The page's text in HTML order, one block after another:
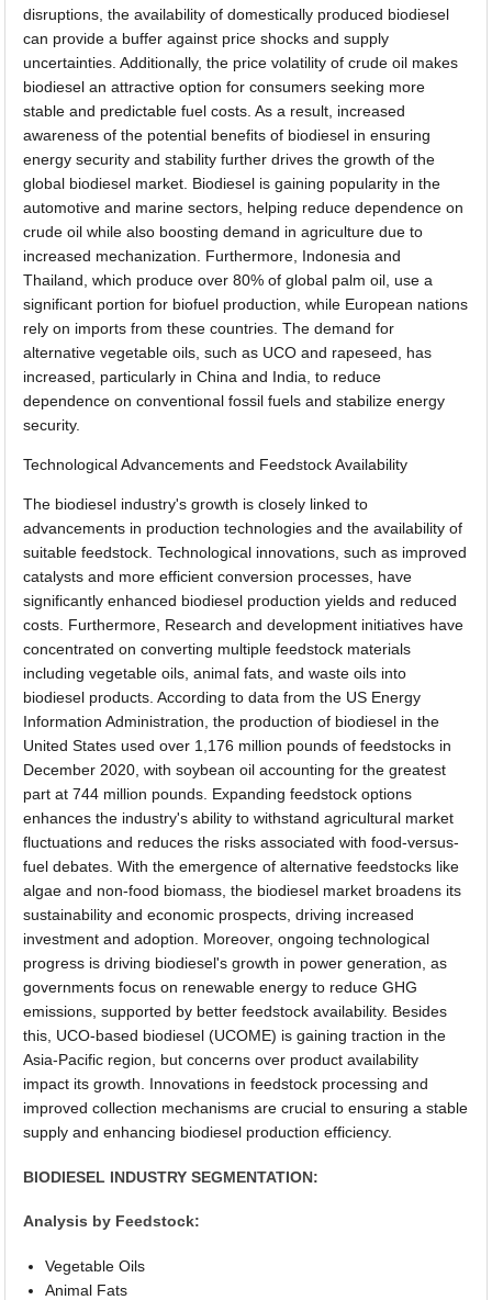
disruptions, the availability of domestically produced biodiesel
can provide a buffer against price shocks and supply
uncertainties. Additionally, the price volatility of crude oil makes
biodiesel an attractive option for consumers seeking more
stable and predictable fuel costs. As a result, increased
awareness of the potential benefits of biodiesel in ensuring
energy security and stability further drives the growth of the
global biodiesel market. Biodiesel is gaining popularity in the
automotive and marine sectors, helping reduce dependence on
crude oil while also boosting demand in agriculture due to
increased mechanization. Furthermore, Indonesia and
Thailand, which produce over 80% of global palm oil, use a
significant portion for biofuel production, while European nations
rely on imports from these countries. The demand for
alternative vegetable oils, such as UCO and rapeseed, has
increased, particularly in China and India, to reduce
dependence on conventional fossil fuels and stabilize energy
security.
Technological Advancements and Feedstock Availability
The biodiesel industry's growth is closely linked to
advancements in production technologies and the availability of
suitable feedstock. Technological innovations, such as improved
catalysts and more efficient conversion processes, have
significantly enhanced biodiesel production yields and reduced
costs. Furthermore, Research and development initiatives have
concentrated on converting multiple feedstock materials
including vegetable oils, animal fats, and waste oils into
biodiesel products. According to data from the US Energy
Information Administration, the production of biodiesel in the
United States used over 1,176 million pounds of feedstocks in
December 2020, with soybean oil accounting for the greatest
part at 744 million pounds. Expanding feedstock options
enhances the industry's ability to withstand agricultural market
fluctuations and reduces the risks associated with food-versus-
fuel debates. With the emergence of alternative feedstocks like
algae and non-food biomass, the biodiesel market broadens its
sustainability and economic prospects, driving increased
investment and adoption. Moreover, ongoing technological
progress is driving biodiesel's growth in power generation, as
governments focus on renewable energy to reduce GHG
emissions, supported by better feedstock availability. Besides
this, UCO-based biodiesel (UCOME) is gaining traction in the
Asia-Pacific region, but concerns over product availability
impact its growth. Innovations in feedstock processing and
improved collection mechanisms are crucial to ensuring a stable
supply and enhancing biodiesel production efficiency.
BIODIESEL INDUSTRY SEGMENTATION:
Analysis by Feedstock:
Vegetable Oils
Animal Fats